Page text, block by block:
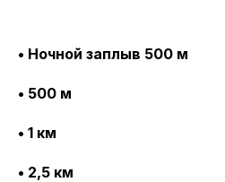
• Ночной заплыв 500 м
• 500 м
• 1 км
• 2,5 км